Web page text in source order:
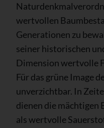
wertvollen
Generationen zu
seiner historischen
Dimension wertvolle
Für das grüne Image
unverzichtbar. In
dienen die mächtigen
als wertvolle